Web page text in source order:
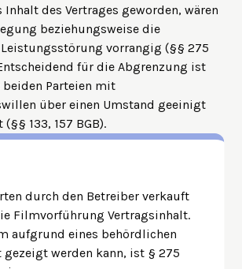
des Vertrages geworden, wären
beziehungsweise die
Leistungsstörung vorrangig (§§275
für die Abgrenzung ist
Parteien mit
über einen Umstand geeinigt
(§§ 133, 157 BGB).
durch den Betreiber verkauft
Filmvorführung Vertragsinhalt.
aufgrund eines behördlichen
gezeigt werden kann, ist § 275